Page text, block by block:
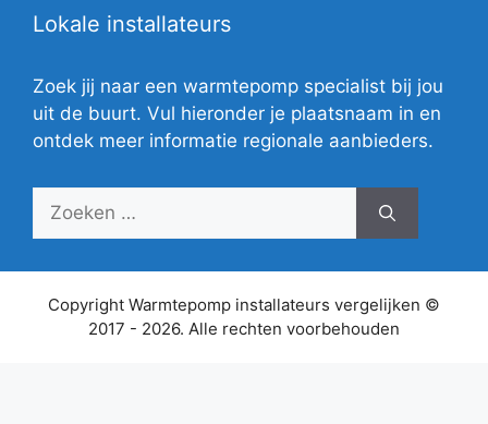
Lokale installateurs
Zoek jij naar een warmtepomp specialist bij jou
uit de buurt. Vul hieronder je plaatsnaam in en
ontdek meer informatie regionale aanbieders.
Zoek
Copyright Warmtepomp installateurs vergelijken ©
2017 - 2026. Alle rechten voorbehouden